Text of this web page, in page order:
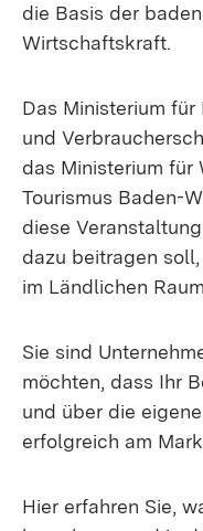
die Basis der
Wirtschaftskraft.
Das Ministerium für
und
das Ministerium für
Tourismus Baden-
diese
dazu beitragen
im Ländlichen
Sie sind
möchten, dass Ihr
und über die
erfolgreich am
Hier erfahren Sie,